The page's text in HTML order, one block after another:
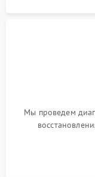
Мы проведем